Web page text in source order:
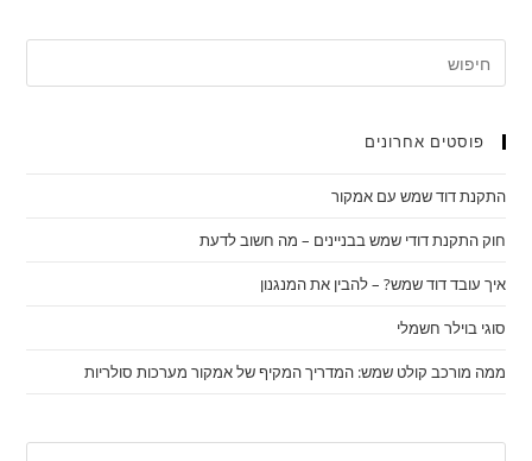
פוסטים אחרונים
התקנת דוד שמש עם אמקור
חוק התקנת דודי שמש בבניינים – מה חשוב לדעת
איך עובד דוד שמש? – להבין את המנגנון
סוגי בוילר חשמלי
ממה מורכב קולט שמש: המדריך המקיף של אמקור מערכות סולריות